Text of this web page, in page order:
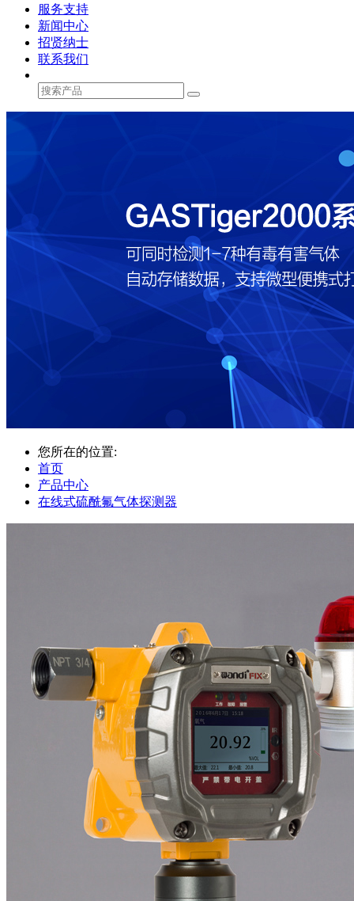
服务支持
新闻中心
招贤纳士
联系我们
您所在的位置:
首页
产品中心
在线式硫酰氟气体探测器